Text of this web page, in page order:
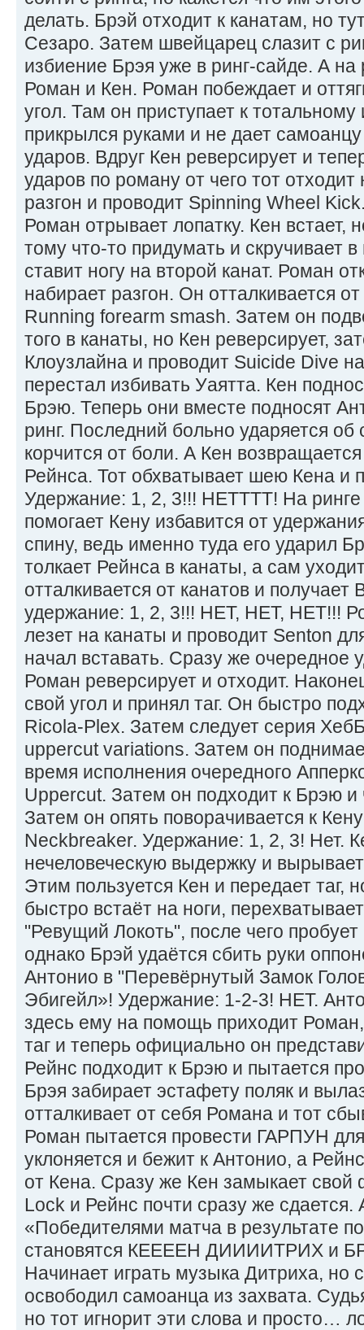
делать. Брэй отходит к канатам, но
Сезаро. Затем швейцарец слазит с
избиение Брэя уже в ринг-сайде. А на
Роман и Кен. Роман побеждает и
угол. Там он приступает к
прикрылся руками и не дает
ударов. Вдруг Кен реверсирует и
ударов по роману от чего тот
разгон и проводит Spinning Wheel
Роман отрывает лопатку. Кен встает,
тому что-то придумать и скручивает
ставит ногу на второй канат. Роман
набирает разгон. Он отталкивается
Running forearm smash. Затем он
того в канаты, но Кен реверсирует,
Клоузлайна и проводит Suicide Dive
перестал избивать Уаятта. Кен
Брэю. Теперь они вместе подносят
ринг. Последний больно ударяется об
корчится от боли. А Кен
Рейнса. Тот обхватывает шею Кена и
Удержание: 1, 2, 3!!! НЕТТТТ! На ринге
помогает Кену избавится от
спину, ведь именно туда его ударил
толкает Рейнса в канаты, а сам
отталкивается от канатов и получает
удержание: 1, 2, 3!!! НЕТ, НЕТ, НЕТ!!!
лезет на канаты и проводит Senton
начал вставать. Сразу же очередное
Роман реверсирует и отходит.
свой угол и принял таг. Он быстро
Ricola-Plex. Затем следует серия
uppercut variations. Затем он
время исполнения очередного
Uppercut. Затем он подходит к Брэю и
Затем он опять поворачивается к
Neckbreaker. Удержание: 1, 2, 3! Нет.
нечеловеческую выдержку и
Этим пользуется Кен и передает таг,
быстро встаёт на ноги,
"Ревущий Локоть", после чего
однако Брэй удаётся сбить руки
Антонио в "Перевёрнутый Замок
Эбигейл»! Удержание: 1-2-3! НЕТ.
здесь ему на помощь приходит
таг и теперь официально он
Рейнс подходит к Брэю и пытается
Брэя забирает эстафету поляк и
отталкивает от себя Романа и тот
Роман пытается провести ГАРПУН
уклоняется и бежит к Антонио, а
от Кена. Сразу же Кен замыкает
Lock и Рейнс почти сразу же сдается.
«Победителями матча в результате
становятся КЕЕЕЕН ДИИИИТРИХ и
Начинает играть музыка Дитриха, но
освободил самоанца из захвата.
но тот игнорит эти слова и просто…